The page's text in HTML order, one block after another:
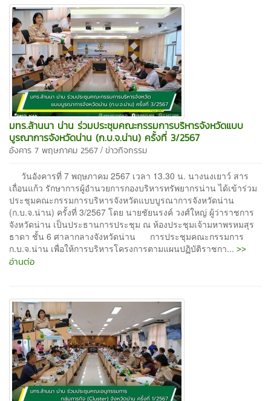
มทร.ล้านนา น่าน ร่วมประชุมคณะกรรมการบริหารจังหวัดแบบ
บูรณาการจังหวัดน่าน (ก.บ.จ.น่าน) ครั้งที่ 3/2567
อังคาร 7 พฤษภาคม 2567 / ข่าวกิจกรรม
วันอังคารที่ 7 พฤษภาคม 2567 เวลา 13.30 น. นางนงเยาว์ สาร
เถื่อนแก้ว รักษาการผู้อำนวยการกองบริหารทรัพยากรน่าน ได้เข้าร่วม
ประชุมคณะกรรมการบริหารจังหวัดแบบบูรณาการจังหวัดน่าน
(ก.บ.จ.น่าน) ครั้งที่ 3/2567 โดย นายชัยนรงค์ วงศ์ใหญ่ ผู้ว่าราชการ
จังหวัดน่าน เป็นประธานการประชุม ณ ห้องประชุมเจ้ามหาพรหมสุร
ธาดา ชั้น 6 ศาลากลางจังหวัดน่าน การประชุมคณะกรรมการ
ก.บ.จ.น่าน เพื่อให้การบริหารโครงการตามแผนปฏิบัติราชกา... >>
อ่านต่อ